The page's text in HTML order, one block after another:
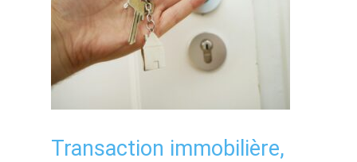
Transaction immobilière,